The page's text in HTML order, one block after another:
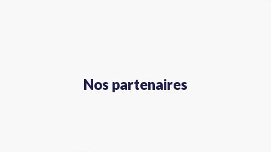
Nos partenaires